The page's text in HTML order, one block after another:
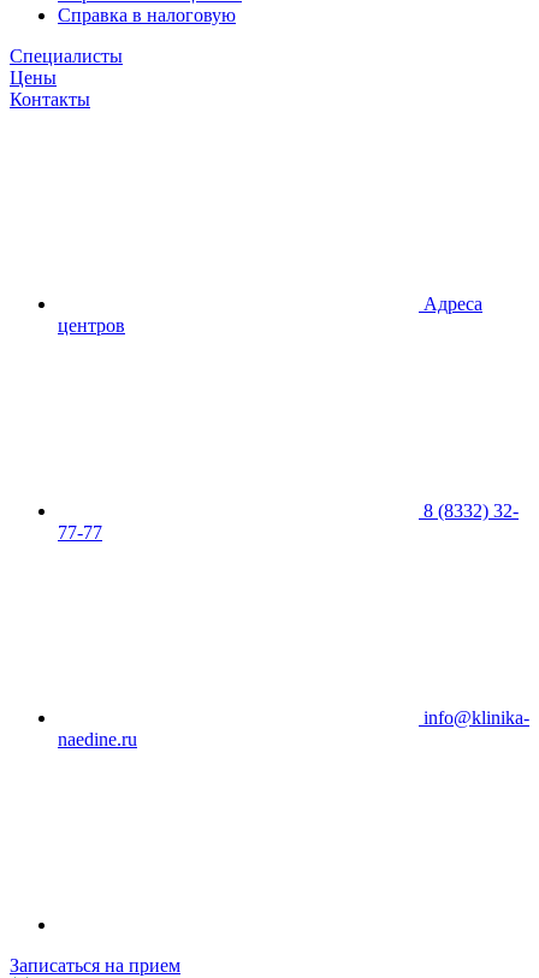
Справка в налоговую
Специалисты
Цены
Контакты
Адреса
центров
8 (8332) 32-
77-77
info@klinika-
naedine.ru
Записаться на прием